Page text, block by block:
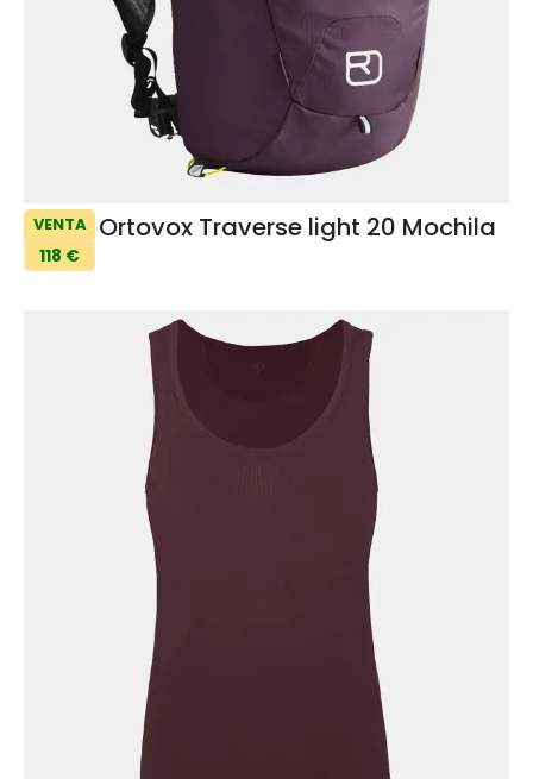
VENTA
118 €
Ortovox Traverse light 20 Mochila